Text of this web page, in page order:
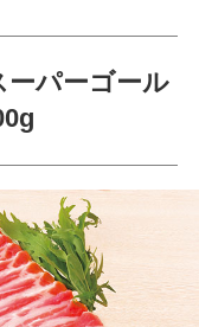
ーパーゴール